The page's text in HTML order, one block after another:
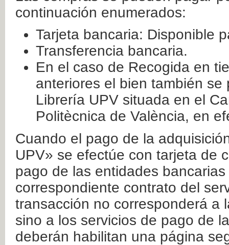
continuación enumerados:
Tarjeta bancaria: Disponible
Transferencia bancaria.
En el caso de Recogida en
anteriores el bien también
Librería UPV situada en el
Politècnica de València, en
Cuando el pago de la
UPV» se efectúe con tarjeta de
pago de las entidades
correspondiente contrato del
transacción no corresponderá a
sino a los servicios de pago de
deberán habilitan una página